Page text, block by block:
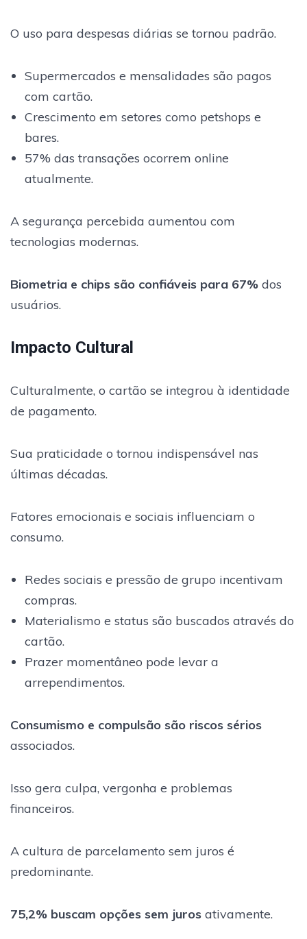
O uso para despesas diárias se tornou padrão.
Supermercados e mensalidades são pagos
com cartão.
Crescimento em setores como petshops e
bares.
57% das transações ocorrem online
atualmente.
A segurança percebida aumentou com
tecnologias modernas.
Biometria e chips são confiáveis para 67% dos
usuários.
Impacto Cultural
Culturalmente, o cartão se integrou à identidade
de pagamento.
Sua praticidade o tornou indispensável nas
últimas décadas.
Fatores emocionais e sociais influenciam o
consumo.
Redes sociais e pressão de grupo incentivam
compras.
Materialismo e status são buscados através do
cartão.
Prazer momentâneo pode levar a
arrependimentos.
Consumismo e compulsão são riscos sérios
associados.
Isso gera culpa, vergonha e problemas
financeiros.
A cultura de parcelamento sem juros é
predominante.
75,2% buscam opções sem juros ativamente.